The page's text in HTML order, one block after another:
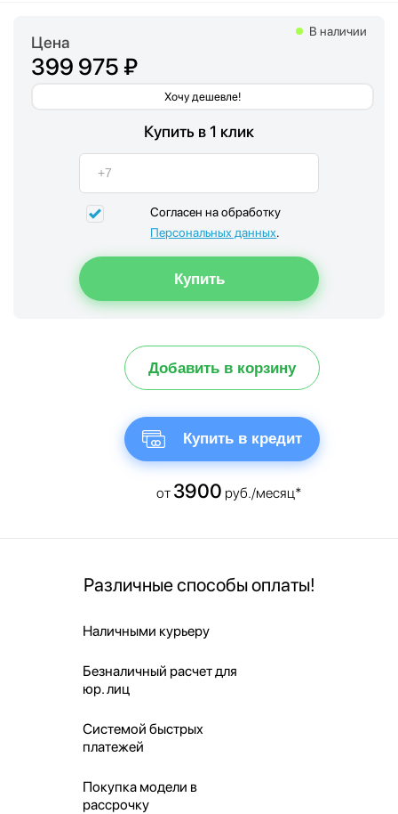
Цена
399 975 ₽
Хочу дешевле!
В наличии
Купить в 1 клик
Согласен на обработку
Персональных данных.
Добавить в корзину
Купить в кредит
от 3900 руб./месяц*
Различные способы оплаты!
Наличными курьеру
Безналичный расчет для
юр. лиц
Системой быстрых
платежей
Покупка модели в
рассрочку